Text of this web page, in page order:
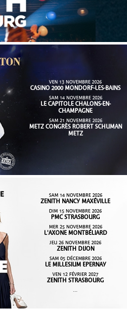
VEN 13 NOVEMBRE 2026
CASINO 2000 MONDORF-LES-BAINS
SAM 14 NOVEMBRE 2026
LE CAPITOLE CHALONS-EN-
CHAMPAGNE
SAM 21 NOVEMBRE 2026
METZ CONGRÈS ROBERT SCHUMAN
METZ
SAM 14 NOVEMBRE 2026
ZENITH NANCY MAXÉVILLE
DIM 15 NOVEMBRE 2026
PMC STRASBOURG
MER 25 NOVEMBRE 2026
L'AXONE MONTBÉLIARD
JEU 26 NOVEMBRE 2026
ZENITH DIJON
SAM 05 DÉCEMBRE 2026
LE MILLESIUM EPERNAY
VEN 12 FÉVRIER 2027
ZENITH STRASBOURG
...